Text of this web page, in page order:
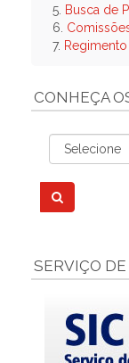
5. Busca de
6.
7.
CONHEÇA
SERVIÇO